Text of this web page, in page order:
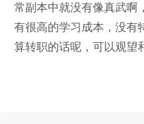
常副本中就没有像真武啊
有很高的学习成本，没有
算转职的话呢，可以观望